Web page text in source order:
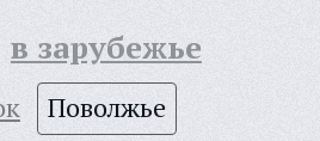
в зарубежье
Поволжье